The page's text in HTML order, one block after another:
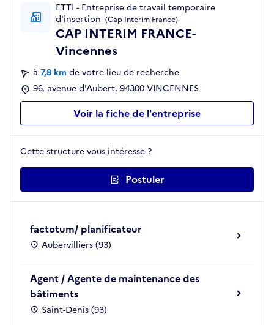
ETTI - Entreprise de travail temporaire
d'insertion (Cap Interim France)
CAP INTERIM FRANCE-
Vincennes
à 7,8 km de votre lieu de recherche
96, avenue d'Aubert, 94300 VINCENNES
Voir la fiche de l'entreprise
Cette structure vous intéresse ?
Postuler
factotum/ planificateur
Aubervilliers (93)
Agent / Agente de maintenance des
bâtiments
Saint-Denis (93)